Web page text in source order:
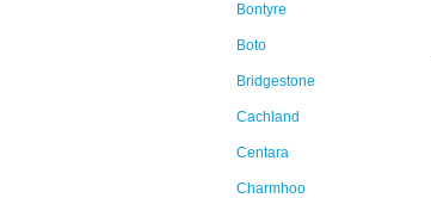
Bontyre
Boto
Bridgestone
Cachland
Centara
Charmhoo